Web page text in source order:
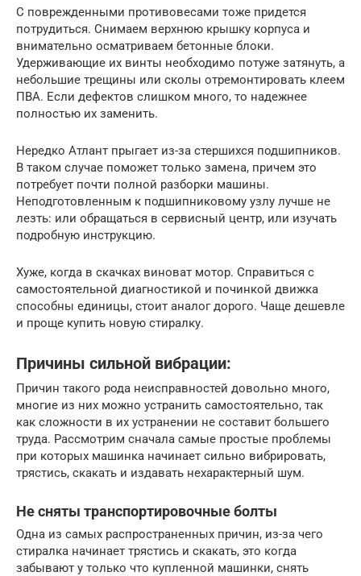
С поврежденными противовесами тоже придется
потрудиться. Снимаем верхнюю крышку корпуса и
внимательно осматриваем бетонные блоки.
Удерживающие их винты необходимо потуже затянуть, а
небольшие трещины или сколы отремонтировать клеем
ПВА. Если дефектов слишком много, то надежнее
полностью их заменить.
Нередко Атлант прыгает из-за стершихся подшипников.
В таком случае поможет только замена, причем это
потребует почти полной разборки машины.
Неподготовленным к подшипниковому узлу лучше не
лезть: или обращаться в сервисный центр, или изучать
подробную инструкцию.
Хуже, когда в скачках виноват мотор. Справиться с
самостоятельной диагностикой и починкой движка
способны единицы, стоит аналог дорого. Чаще дешевле
и проще купить новую стиралку.
Причины сильной вибрации:
Причин такого рода неисправностей довольно много,
многие из них можно устранить самостоятельно, так
как сложности в их устранении не составит большего
труда. Рассмотрим сначала самые простые проблемы
при которых машинка начинает сильно вибрировать,
трястись, скакать и издавать нехарактерный шум.
Не сняты транспортировочные болты
Одна из самых распространенных причин, из-за чего
стиралка начинает трястись и скакать, это когда
забывают у только что купленной машинки, снять